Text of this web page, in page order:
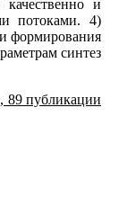
и
потоками. 4)
формирования
синтез
89 публикации